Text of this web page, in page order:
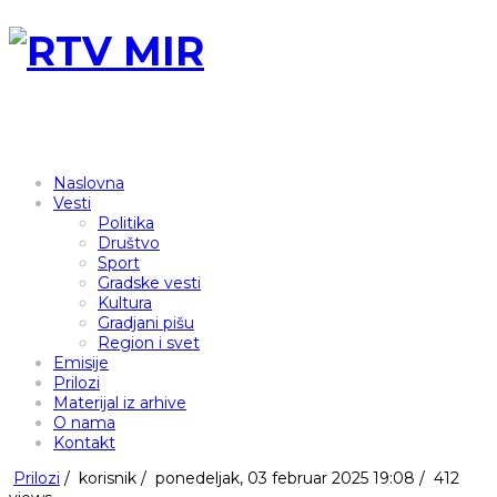
Naslovna
Vesti
Politika
Društvo
Sport
Gradske vesti
Kultura
Gradjani pišu
Region i svet
Emisije
Prilozi
Materijal iz arhive
O nama
Kontakt
Prilozi / korisnik / ponedeljak, 03 februar 2025 19:08 / 412